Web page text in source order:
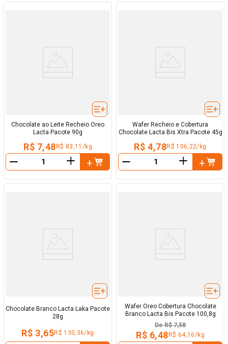
Chocolate ao Leite Recheio Oreo
Lacta Pacote 90g
R$ 7,48 R$ 83,11/kg
＋
Wafer Recheio e Cobertura
Chocolate Lacta Bis Xtra Pacote 45g
R$ 4,78R$ 106,22/kg
＋
Chocolate Branco Lacta Laka Pacote
28g
R$ 3,65R$ 130,36/kg
Wafer Oreo Cobertura Chocolate
Branco Lacta Bis Pacote 100,8g
De R$ 7,58
R$ 6,48 R$ 64,16/kg